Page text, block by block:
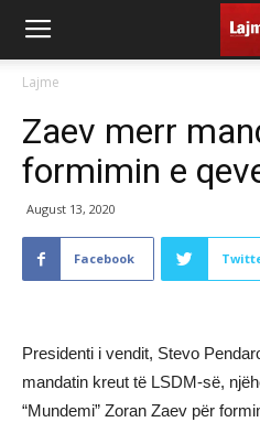
Lajme
Zaev merr
formimin e
August 13, 2020
Facebook
Presidenti i vendit, Stevo
mandatin kreut të LSDM-së,
“Mundemi” Zoran Zaev për